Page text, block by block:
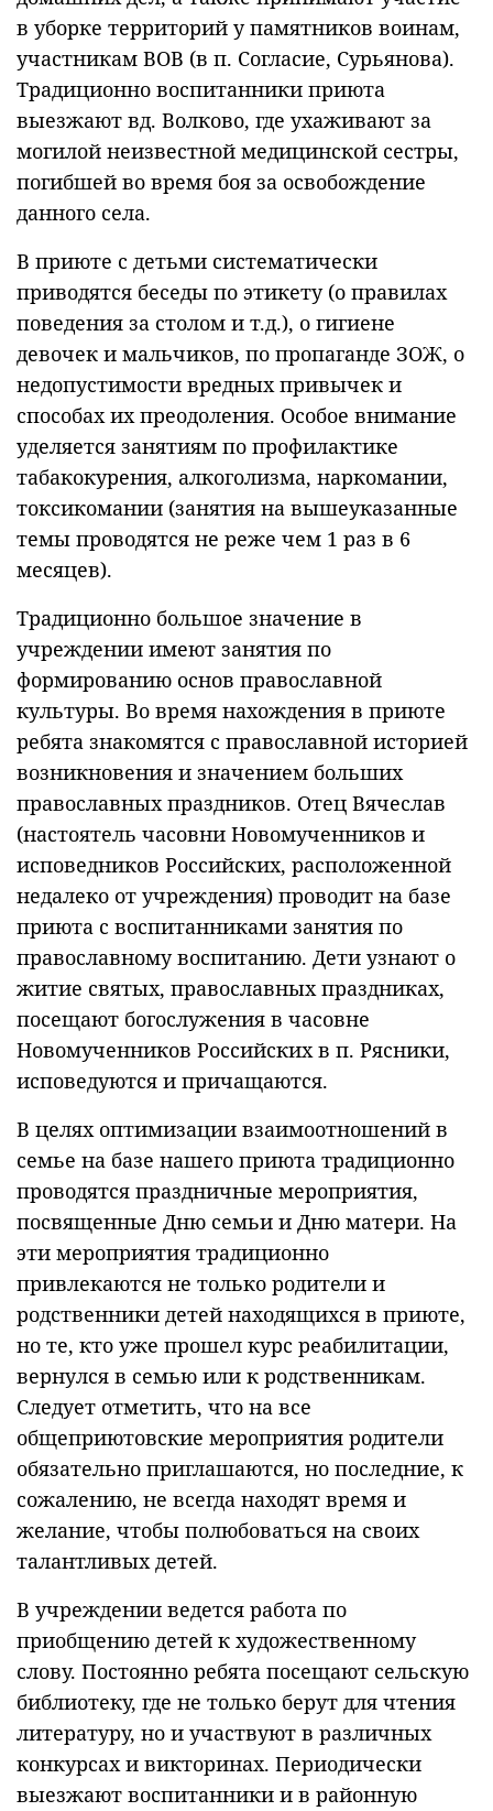
в уборке территорий у памятников воинам,
участникам ВОВ (в п. Согласие, Сурьянова).
Традиционно воспитанники приюта
выезжают вд. Волково, где ухаживают за
могилой неизвестной медицинской сестры,
погибшей во время боя за освобождение
данного села.
В приюте с детьми систематически
приводятся беседы по этикету (о правилах
поведения за столом и т.д.), о гигиене
девочек и мальчиков, по пропаганде ЗОЖ, о
недопустимости вредных привычек и
способах их преодоления. Особое внимание
уделяется занятиям по профилактике
табакокурения, алкоголизма, наркомании,
токсикомании (занятия на вышеуказанные
темы проводятся не реже чем 1 раз в 6
месяцев).
Традиционно большое значение в
учреждении имеют занятия по
формированию основ православной
культуры. Во время нахождения в приюте
ребята знакомятся с православной историей
возникновения и значением больших
православных праздников. Отец Вячеслав
(настоятель часовни Новомученников и
исповедников Российских, расположенной
недалеко от учреждения) проводит на базе
приюта с воспитанниками занятия по
православному воспитанию. Дети узнают о
житие святых, православных праздниках,
посещают богослужения в часовне
Новомученников Российских в п. Рясники,
исповедуются и причащаются.
В целях оптимизации взаимоотношений в
семье на базе нашего приюта традиционно
проводятся праздничные мероприятия,
посвященные Дню семьи и Дню матери. На
эти мероприятия традиционно
привлекаются не только родители и
родственники детей находящихся в приюте,
но те, кто уже прошел курс реабилитации,
вернулся в семью или к родственникам.
Следует отметить, что на все
общеприютовские мероприятия родители
обязательно приглашаются, но последние, к
сожалению, не всегда находят время и
желание, чтобы полюбоваться на своих
талантливых детей.
В учреждении ведется работа по
приобщению детей к художественному
слову. Постоянно ребята посещают сельскую
библиотеку, где не только берут для чтения
литературу, но и участвуют в различных
конкурсах и викторинах. Периодически
выезжают воспитанники и в районную